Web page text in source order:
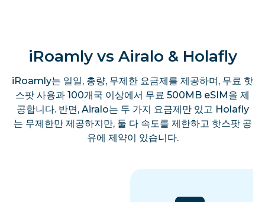
iRoamly vs Airalo & Holafly
iRoamly는 일일, 총량, 무제한 요금제를 제공하며, 무료 핫
스팟 사용과 100개국 이상에서 무료 500MB eSIM을 제
공합니다. 반면, Airalo는 두 가지 요금제만 있고 Holafly
는 무제한만 제공하지만, 둘 다 속도를 제한하고 핫스팟 공
유에 제약이 있습니다.